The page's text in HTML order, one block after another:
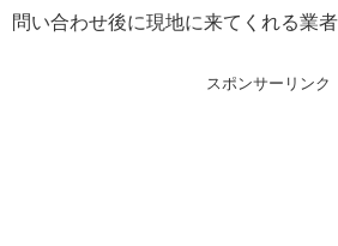
問い合わせ後に現地に来てくれる業
スポンサーリンク